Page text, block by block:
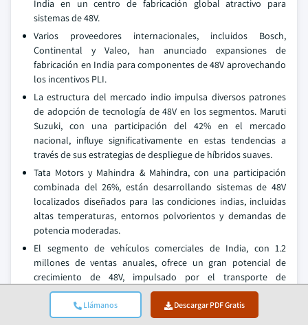
Llámanos Descargar PDF Gratis
India en un centro de fabricación global atractivo para
sistemas de 48V.
Varios proveedores internacionales, incluidos Bosch,
Continental y Valeo, han anunciado expansiones de
fabricación en India para componentes de 48V aprovechando
los incentivos PLI.
La estructura del mercado indio impulsa diversos patrones
de adopción de tecnología de 48V en los segmentos. Maruti
Suzuki, con una participación del 42% en el mercado
nacional, influye significativamente en estas tendencias a
través de sus estrategias de despliegue de híbridos suaves.
Tata Motors y Mahindra & Mahindra, con una participación
combinada del 26%, están desarrollando sistemas de 48V
localizados diseñados para las condiciones indias, incluidas
altas temperaturas, entornos polvorientos y demandas de
potencia moderadas.
El segmento de vehículos comerciales de India, con 1.2
millones de ventas anuales, ofrece un gran potencial de
crecimiento de 48V, impulsado por el transporte de
mercancías urbanas y el movimiento de pasajeros. El
crecimiento anual del 12% del sector logístico y los costos de
combustible que representan el 35-42% de los gastos